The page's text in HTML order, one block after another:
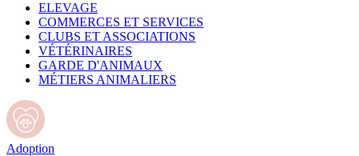
ELEVAGE
COMMERCES ET SERVICES
CLUBS ET ASSOCIATIONS
VÉTÉRINAIRES
GARDE D'ANIMAUX
MÉTIERS ANIMALIERS
Adoption